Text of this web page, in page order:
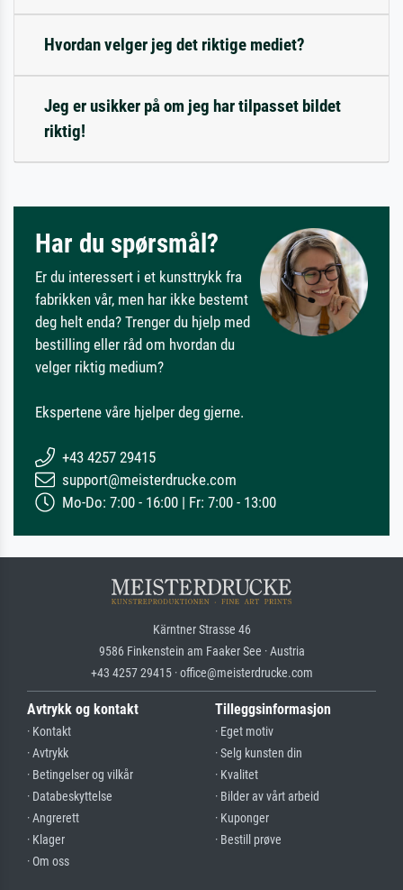
Hvordan velger jeg det riktige mediet?
Jeg er usikker på om jeg har tilpasset bildet
riktig!
Har du spørsmål?
Er du interessert i et kunsttrykk fra
fabrikken vår, men har ikke bestemt
deg helt enda? Trenger du hjelp med
bestilling eller råd om hvordan du
velger riktig medium?
Ekspertene våre hjelper deg gjerne.
+43 4257 29415
support@meisterdrucke.com
Mo-Do: 7:00 - 16:00 | Fr: 7:00 - 13:00
Kärntner Strasse 46
9586 Finkenstein am Faaker See · Austria
+43 4257 29415 · office@meisterdrucke.com
Avtrykk og kontakt
· Kontakt
· Avtrykk
· Betingelser og vilkår
· Databeskyttelse
· Angrerett
· Klager
· Om oss
Tilleggsinformasjon
· Eget motiv
· Selg kunsten din
· Kvalitet
· Bilder av vårt arbeid
· Kuponger
· Bestill prøve